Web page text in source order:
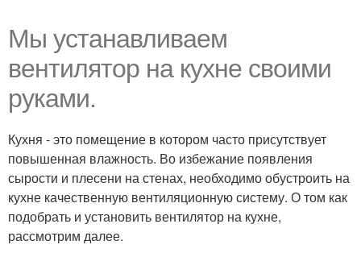
Мы устанавливаем
вентилятор на кухне своими
руками.
Кухня - это помещение в котором часто присутствует
повышенная влажность. Во избежание появления
сырости и плесени на стенах, необходимо обустроить на
кухне качественную вентиляционную систему. О том как
подобрать и установить вентилятор на кухне,
рассмотрим далее.